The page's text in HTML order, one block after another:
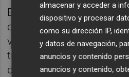
El 38% de las hipotecas
constituyeron el pasado
variable, mientras que el
tipo fijo. El tipo de interés
del 2,79% para las
almacenar y acceder a
dispositivo y procesar
como su dirección IP,
y datos de navegación,
anuncios y contenido
anuncios y contenido,